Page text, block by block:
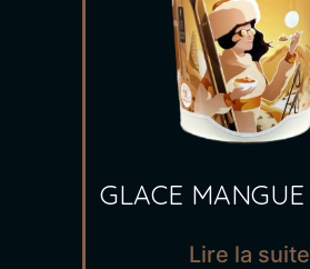
GLACE MANGUE
Lire la suite